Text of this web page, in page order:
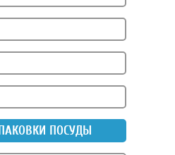
ПОСУДЫ